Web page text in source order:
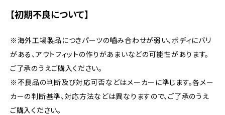
【初期不良について】
※海外工場製品につきパーツの嚙み合わせが弱い、ボディにバリ
がある、アウトフィットの作りがあまいなどの可能性があります。
ご了承のうえご購入ください。
※不良品の判断及び対応可否などはメーカーに準じます。各メー
カーの判断基準、対応方法などは異なりますので、ご了承のうえ
ご購入ください。